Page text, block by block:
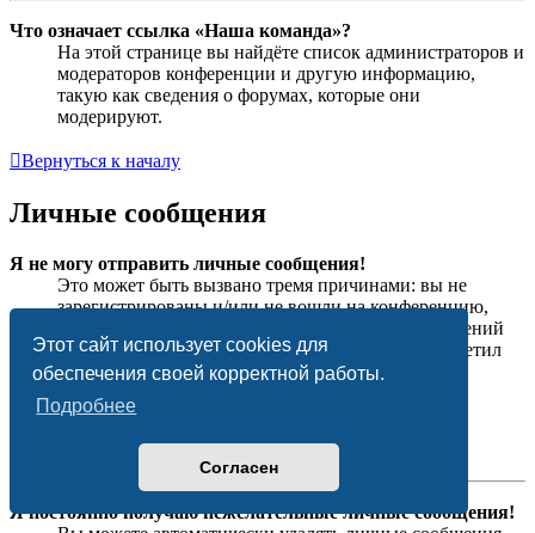
Этот сайт использует cookies для
обеспечения своей корректной работы.
Подробнее
Согласен
Что означает ссылка «Наша команда»?
На этой странице вы найдёте список администраторов и
модераторов конференции и другую информацию,
такую как сведения о форумах, которые они
модерируют.
Вернуться к началу
Личные сообщения
Я не могу отправить личные сообщения!
Это может быть вызвано тремя причинами: вы не
зарегистрированы и/или не вошли на конференцию,
администратор запретил отправку личных сообщений
на всей конференции или же администратор запретил
это вам лично. Свяжитесь с администратором
информации.
Я постоянно получаю нежелательные личные сообщения!